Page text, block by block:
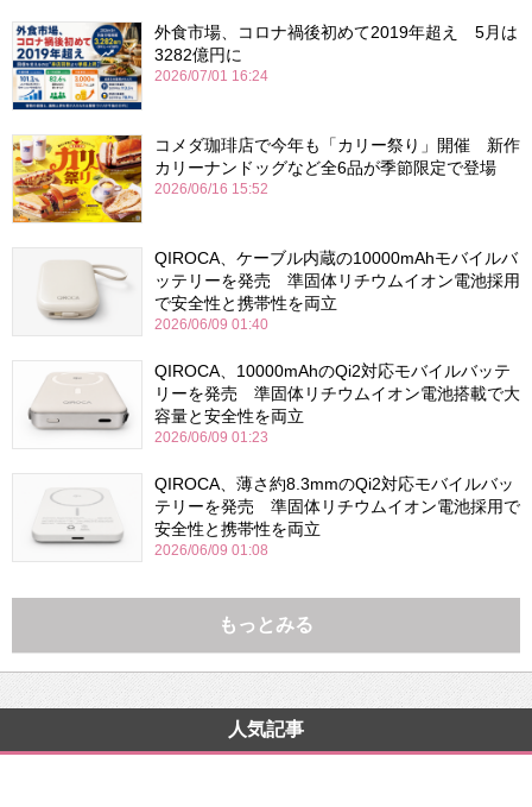
外食市場、コロナ禍後初めて2019年超え 5月は
3282億円に
2026/07/01 16:24
コメダ珈琲店で今年も「カリー祭り」開催 新作
カリーナンドッグなど全6品が季節限定で登場
2026/06/16 15:52
QIROCA、ケーブル内蔵の10000mAhモバイルバ
ッテリーを発売 準固体リチウムイオン電池採用
で安全性と携帯性を両立
2026/06/09 01:40
QIROCA、10000mAhのQi2対応モバイルバッテ
リーを発売 準固体リチウムイオン電池搭載で大
容量と安全性を両立
2026/06/09 01:23
QIROCA、薄さ約8.3mmのQi2対応モバイルバッ
テリーを発売 準固体リチウムイオン電池採用で
安全性と携帯性を両立
2026/06/09 01:08
もっとみる
人気記事